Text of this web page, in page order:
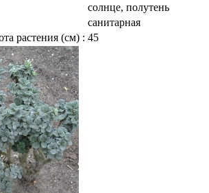
солнце, полутень
санитарная
растения (см) : 45